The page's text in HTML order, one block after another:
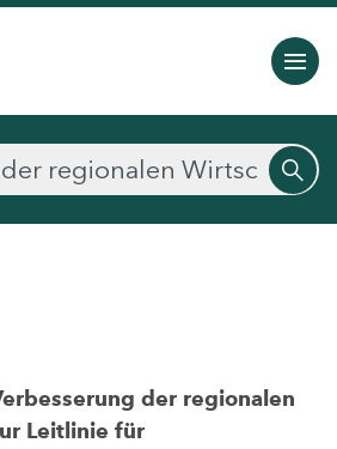
der regionalen
Leitlinie für